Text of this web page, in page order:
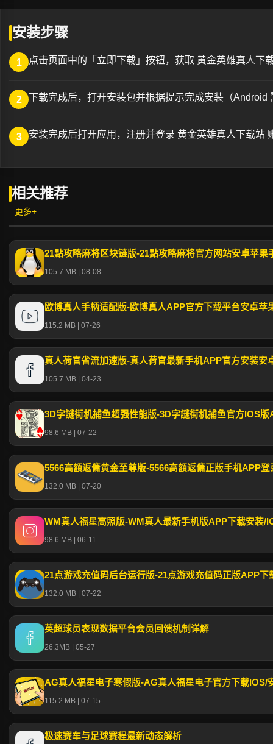
安装步骤
1 点击页面中的「立即下载」按钮，获取 黄金英雄真人下
2 下载完成后，打开安装包并根据提示完成安装（Android
3 安装完成后打开应用，注册并登录 黄金英雄真人下载站
相关推荐
更多+
21點攻略麻将区块链版-21點攻略麻将官方网站安卓苹果
105.7 MB | 08-08
欧博真人手柄适配版-欧博真人APP官方下载平台安卓苹
115.2 MB | 07-26
真人荷官省流加速版-真人荷官最新手机APP官方安装安
105.7 MB | 04-23
3D字謎街机捕鱼超强性能版-3D字謎街机捕鱼官方IOS
98.6 MB | 07-22
5566高額返傭黄金至尊版-5566高額返傭正版手机APP
132.0 MB | 07-20
WM真人福星高照版-WM真人最新手机版APP下载安装/
98.6 MB | 06-11
21点游戏充值码后台运行版-21点游戏充值码正版APP下
132.0 MB | 07-22
英超球员表现数据平台会员回馈机制详解
26.3MB | 05-27
AG真人福星电子寒假版-AG真人福星电子官方下载IOS/
115.2 MB | 07-15
极速赛车与足球赛程最新动态解析